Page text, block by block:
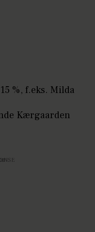
%, f.eks. Milda
Kærgaarden